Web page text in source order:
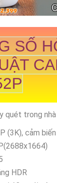
SỐ
quét trong
(3K), cảm
HDR